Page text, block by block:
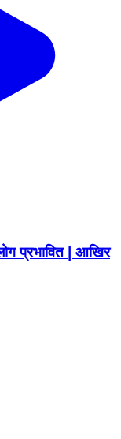
प्रभावित | आखिर